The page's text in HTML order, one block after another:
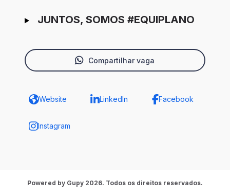
JUNTOS, SOMOS #EQUIPLANO
Compartilhar vaga
Website LinkedIn Facebook
Instagram
Powered by Gupy 2026. Todos os direitos reservados.